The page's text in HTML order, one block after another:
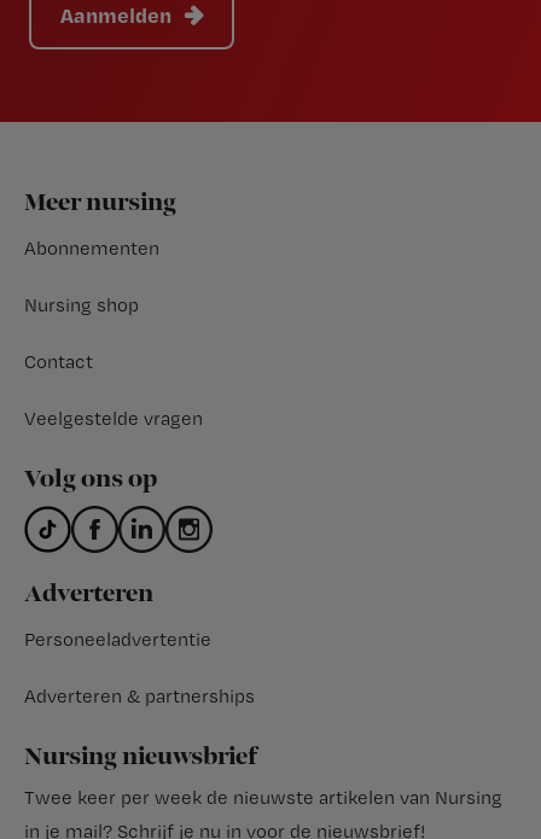
Aanmelden
Footer
Meer nursing
Abonnementen
Nursing shop
Contact
Veelgestelde vragen
Volg ons op
Adverteren
Personeeladvertentie
Adverteren & partnerships
Nursing nieuwsbrief
Twee keer per week de nieuwste artikelen van Nursing
in je mail? Schrijf je nu in voor de nieuwsbrief!